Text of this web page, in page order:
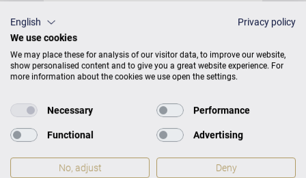
English
Privacy policy
We use cookies
We may place these for analysis of our visitor data, to improve our website,
show personalised content and to give you a great website experience. For
more information about the cookies we use open the settings.
Necessary Performance
Functional Advertising
No, adjust Deny